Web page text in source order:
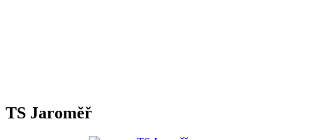
TS Jaroměř